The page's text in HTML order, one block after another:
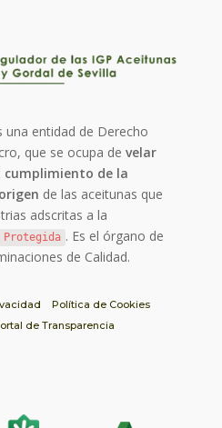
una entidad de Derecho
que se ocupa develar
cumplimiento de la
de las aceitunas que
adscritas a la
. Es el órgano de
de Calidad.
Política de Cookies
de Transparencia